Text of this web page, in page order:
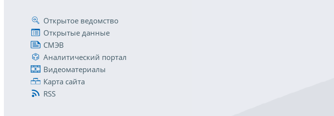
Открытое ведомство
Открытые данные
СМЭВ
Аналитический портал
Видеоматериалы
Карта сайта
RSS